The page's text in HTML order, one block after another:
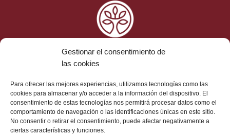
Gestionar el consentimiento de
las cookies
Para ofrecer las mejores experiencias, utilizamos tecnologías como las
cookies para almacenar y/o acceder a la información del dispositivo. El
consentimiento de estas tecnologías nos permitirá procesar datos como el
comportamiento de navegación o las identificaciones únicas en este sitio.
No consentir o retirar el consentimiento, puede afectar negativamente a
ciertas características y funciones.
Ética y Cumplimiento
Aviso Legal
Política de Cookies
Contacto